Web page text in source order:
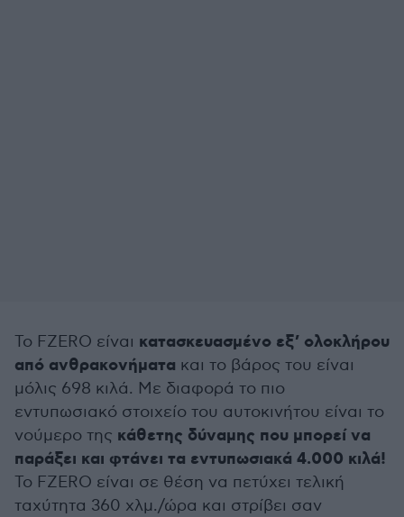
Το FZERO είναι κατασκευασμένο εξ’ ολοκλήρου
από ανθρακονήματα και το βάρος του είναι
μόλις 698 κιλά. Με διαφορά το πιο
εντυπωσιακό στοιχείο του αυτοκινήτου είναι το
νούμερο της κάθετης δύναμης που μπορεί να
παράξει και φτάνει τα εντυπωσιακά 4.000 κιλά!
Το FZERO είναι σε θέση να πετύχει τελική
ταχύτητα 360 χλμ./ώρα και στρίβει σαν